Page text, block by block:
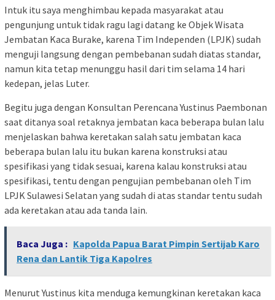
Intuk itu saya menghimbau kepada masyarakat atau
pengunjung untuk tidak ragu lagi datang ke Objek Wisata
Jembatan Kaca Burake, karena Tim Independen (LPJK) sudah
menguji langsung dengan pembebanan sudah diatas standar,
namun kita tetap menunggu hasil dari tim selama 14 hari
kedepan, jelas Luter.
Begitu juga dengan Konsultan Perencana Yustinus Paembonan
saat ditanya soal retaknya jembatan kaca beberapa bulan lalu
menjelaskan bahwa keretakan salah satu jembatan kaca
beberapa bulan lalu itu bukan karena konstruksi atau
spesifikasi yang tidak sesuai, karena kalau konstruksi atau
spesifikasi, tentu dengan pengujian pembebanan oleh Tim
LPJK Sulawesi Selatan yang sudah di atas standar tentu sudah
ada keretakan atau ada tanda lain.
Baca Juga : Kapolda Papua Barat Pimpin Sertijab Karo
Rena dan Lantik Tiga Kapolres
Menurut Yustinus kita menduga kemungkinan keretakan kaca